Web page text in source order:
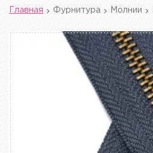
Главная Фурнитура Молнии